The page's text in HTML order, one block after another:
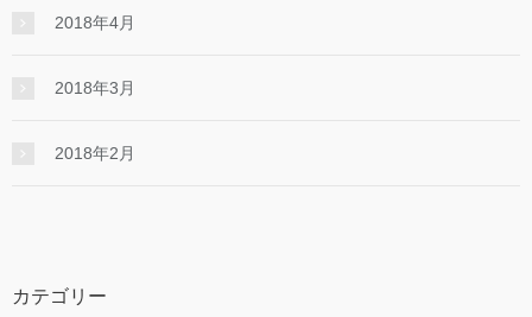
2018年4月
2018年3月
2018年2月
カテゴリー